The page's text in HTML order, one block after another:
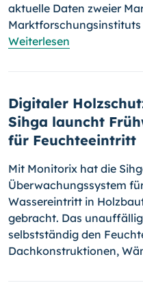
aktuelle Daten zweier
Weiterlesen
Digitaler
Sihga launcht
für Feuchteeintritt
Mit Monitorix hat die
Überwachungssystem
Wassereintritt in
gebracht. Das
selbstständig den
Dachkonstruktionen,